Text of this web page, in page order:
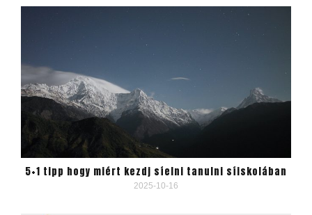
5+1 tipp hogy miért kezdj síelni tanulni síiskolában
2025-10-16